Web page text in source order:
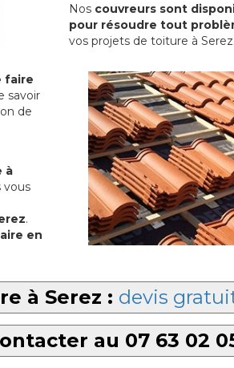
Nos couvreurs sont
pour résoudre tout
vos projets de toiture à Serez.
faire
savoir
de
à
vous
.
en
à Serez : devis
au 07 63 02